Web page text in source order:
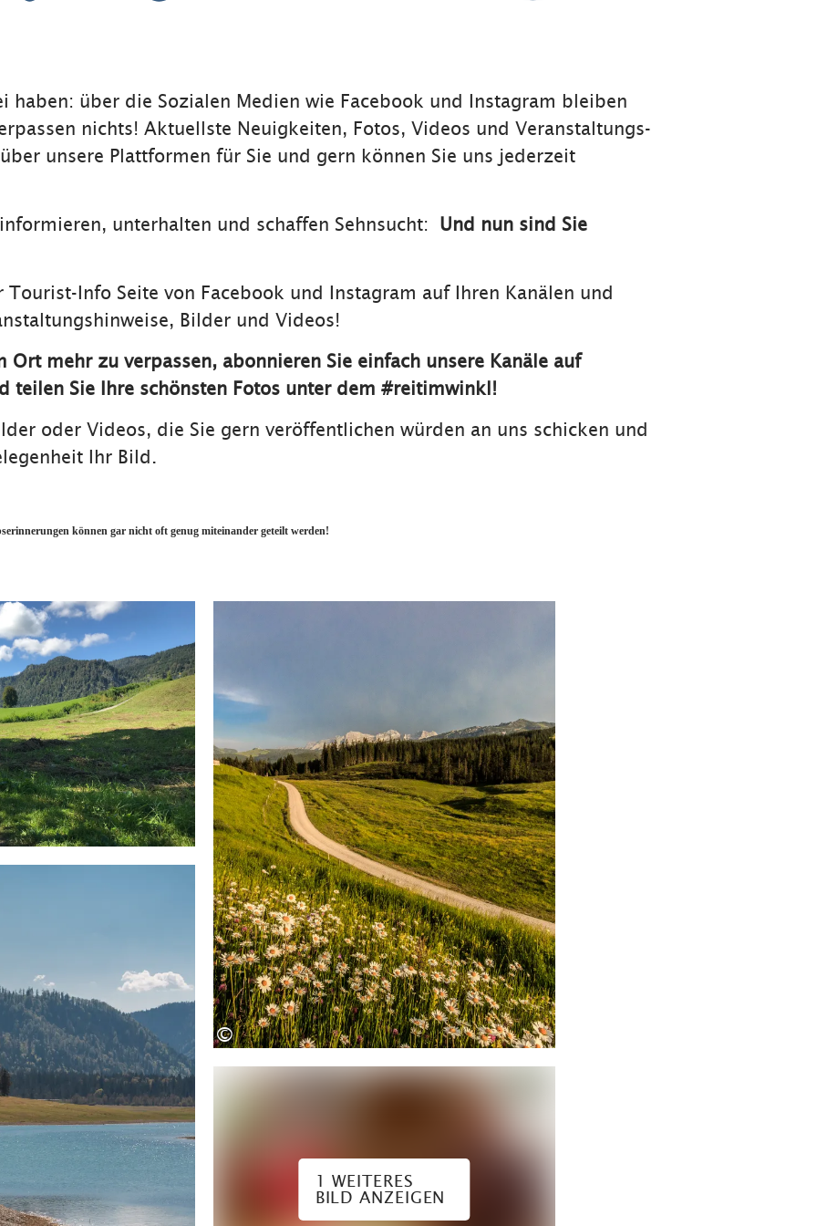
haben: über die Sozialen Medien wie Facebook und Instagram bleiben
nichts! Aktuellste Neuigkeiten, Fotos, Videos und Veranstaltungs-
unsere Plattformen für Sie und gern können Sie uns jederzeit
unterhalten und schaffen Sehnsucht: Und nun sind Sie
Info Seite von Facebook und Instagram auf Ihren Kanälen und
Bilder und Videos!
mehr zu verpassen, abonnieren Sie einfach unsere Kanäle auf
teilen Sie Ihre schönsten Fotos unter dem #reitimwinkl!
oder Videos, die Sie gern veröffentlichen würden an uns schicken und
Ihr Bild.
können gar nicht oft genug miteinander geteilt werden!
1 WEITERES
BILD ANZEIGEN
©